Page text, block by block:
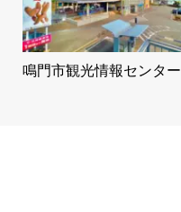
鳴門市観光情報センター